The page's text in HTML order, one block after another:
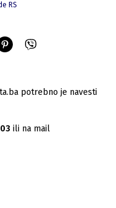
RS
potrebno je navesti
ili na mail